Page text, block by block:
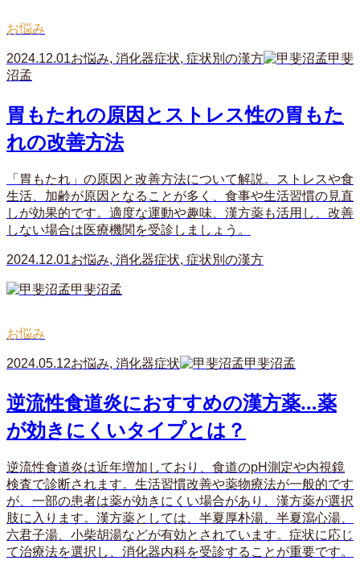
お悩み
2024.12.01お悩み, 消化器症状, 症状別の漢方
甲斐
沼孟
胃もたれの原因とストレス性の胃もた
れの改善方法
「胃もたれ」の原因と改善方法について解説。ストレスや食
生活、加齢が原因となることが多く、食事や生活習慣の見直
しが効果的です。適度な運動や趣味、漢方薬も活用し、改善
しない場合は医療機関を受診しましょう。
2024.12.01お悩み, 消化器症状, 症状別の漢方
甲斐沼孟
お悩み
2024.05.12お悩み, 消化器症状 甲斐沼孟
逆流性食道炎におすすめの漢方薬…薬
が効きにくいタイプとは？
逆流性食道炎は近年増加しており、食道のpH測定や内視鏡
検査で診断されます。生活習慣改善や薬物療法が一般的です
が、一部の患者は薬が効きにくい場合があり、漢方薬が選択
肢に入ります。漢方薬としては、半夏厚朴湯、半夏瀉心湯、
六君子湯、小柴胡湯などが有効とされています。症状に応じ
て治療法を選択し、消化器内科を受診することが重要です。